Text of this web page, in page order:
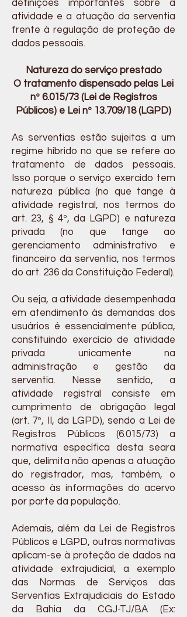
definições importantes sobre a
atividade e a atuação da serventia
frente à regulação de proteção de
dados pessoais.
Natureza do serviço prestado
O tratamento dispensado pelas Lei
nº 6.015/73 (Lei de Registros
Públicos) e Lei nº 13.709/18 (LGPD)
As serventias estão sujeitas a um
regime híbrido no que se refere ao
tratamento de dados pessoais.
Isso porque o serviço exercido tem
natureza pública (no que tange à
atividade registral, nos termos do
art. 23, § 4º, da LGPD) e natureza
privada (no que tange ao
gerenciamento administrativo e
financeiro da serventia, nos termos
do art. 236 da Constituição Federal).
Ou seja, a atividade desempenhada
em atendimento às demandas dos
usuários é essencialmente pública,
constituindo exercício de atividade
privada unicamente na
administração e gestão da
serventia. Nesse sentido, a
atividade registral consiste em
cumprimento de obrigação legal
(art. 7º, II, da LGPD), sendo a Lei de
Registros Públicos (6.015/73) a
normativa específica desta seara
que, delimita não apenas a atuação
do registrador, mas, também, o
acesso às informações do acervo
por parte da população.
Ademais, além da Lei de Registros
Públicos e LGPD, outras normativas
aplicam-se à proteção de dados na
atividade extrajudicial, a exemplo
das Normas de Serviços das
Serventias Extrajudiciais do Estado
da Bahia da CGJ-TJ/BA (Ex: